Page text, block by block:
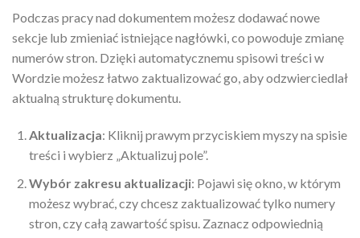
Podczas pracy nad dokumentem możesz dodawać nowe
sekcje lub zmieniać istniejące nagłówki, co powoduje zmianę
numerów stron. Dzięki automatycznemu spisowi treści w
Wordzie możesz łatwo zaktualizować go, aby odzwierciedlał
aktualną strukturę dokumentu.
Aktualizacja: Kliknij prawym przyciskiem myszy na spisie
treści i wybierz „Aktualizuj pole”.
Wybór zakresu aktualizacji: Pojawi się okno, w którym
możesz wybrać, czy chcesz zaktualizować tylko numery
stron, czy całą zawartość spisu. Zaznacz odpowiednią